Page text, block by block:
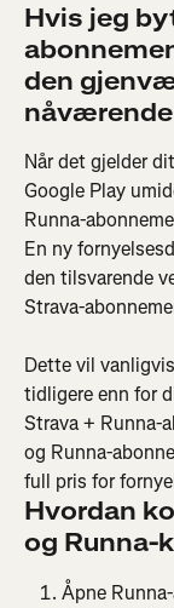
Hvis jeg
den
Når det gjelder
Google Play
Runna-
En ny
den tilsvarende
Strava-
Dette vil
tidligere enn for
Strava + Runna-
og Runna-
full pris for
Hvordan
og Runna-
Åpne